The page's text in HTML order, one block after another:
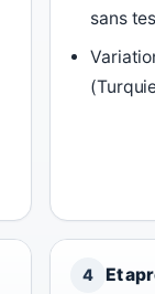
sans
4 Et